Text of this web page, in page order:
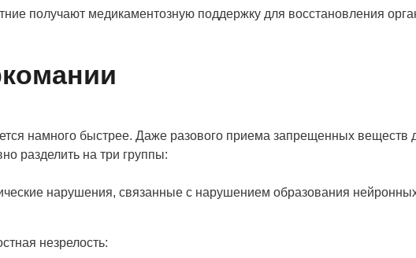
получают медикаментозную поддержку для восстановления
намного быстрее. Даже разового приема запрещенных веществ
разделить на три группы:
нарушения, связанные с нарушением образования
незрелость: